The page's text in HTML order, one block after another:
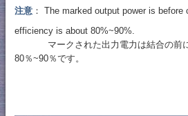
注意： The marked output power is before
efficiency is about 80%~90%.
マークされた出力電力は結合の前に
80％~90％です。